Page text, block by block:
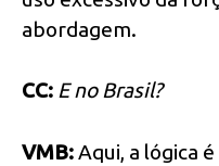
abordagem.
CC: E no Brasil?
VMB:Aqui, a lógica